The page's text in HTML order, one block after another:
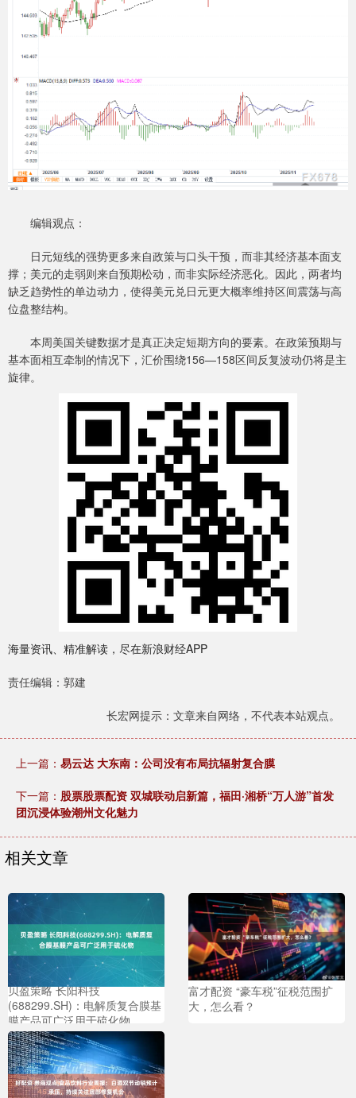
编辑观点：
日元短线的强势更多来自政策与口头干预，而非其经济基本面支
撑；美元的走弱则来自预期松动，而非实际经济恶化。因此，两者均
缺乏趋势性的单边动力，使得美元兑日元更大概率维持区间震荡与高
位盘整结构。
本周美国关键数据才是真正决定短期方向的要素。在政策预期与
基本面相互牵制的情况下，汇价围绕156—158区间反复波动仍将是主
旋律。
海量资讯、精准解读，尽在新浪财经APP
责任编辑：郭建
长宏网提示：文章来自网络，不代表本站观点。
上一篇： 易云达 大东南：公司没有布局抗辐射复合膜
下一篇： 股票股票配资 双城联动启新篇，福田·湘桥“万人游”首发
团沉浸体验潮州文化魅力
相关文章
贝盈策略 长阳科技
(688299.SH)：电解质复合膜基
膜产品可广泛用于硫化物
富才配资 “豪车税”征税范围扩
大，怎么看？